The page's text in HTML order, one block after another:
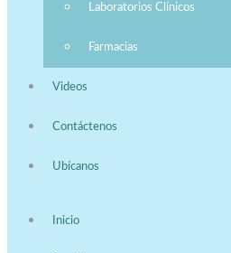
Laboratorios Clínicos
Farmacias
Videos
Contáctenos
Ubícanos
Inicio